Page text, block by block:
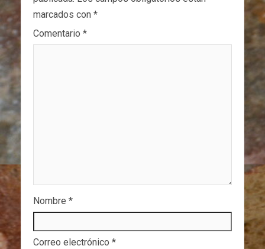
marcados con *
Comentario *
Nombre *
Correo electrónico *